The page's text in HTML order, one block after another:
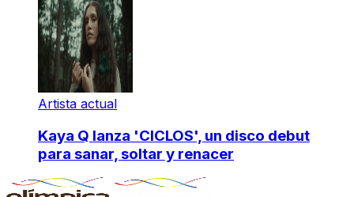
Artista actual
Kaya Q lanza 'CICLOS', un disco debut
para sanar, soltar y renacer